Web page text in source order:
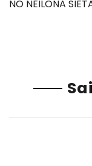
NO NEILONA